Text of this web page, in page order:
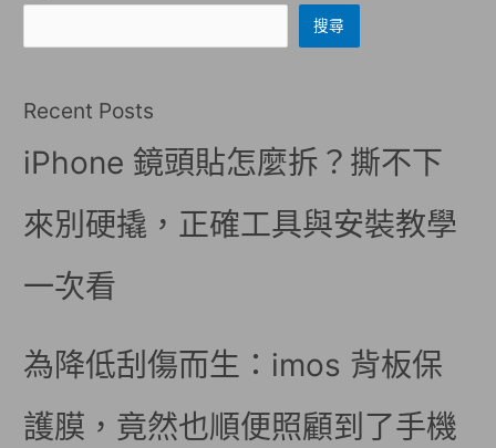
搜尋
Recent Posts
iPhone 鏡頭貼怎麼拆？撕不下
來別硬撬，正確工具與安裝教學
一次看
為降低刮傷而生：imos 背板保
護膜，竟然也順便照顧到了手機